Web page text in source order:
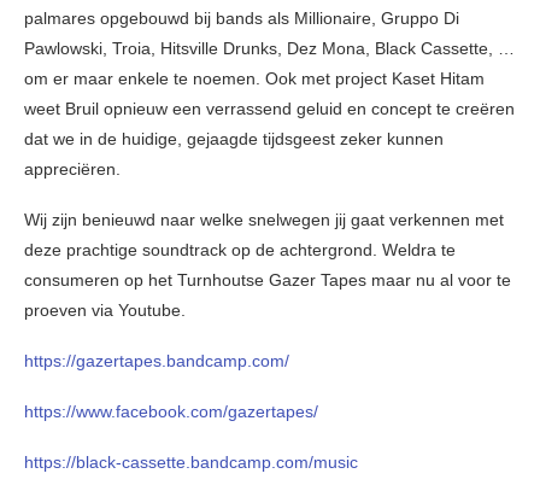
palmares opgebouwd bij bands als Millionaire, Gruppo Di
Pawlowski, Troia, Hitsville Drunks, Dez Mona, Black Cassette, …
om er maar enkele te noemen. Ook met project Kaset Hitam
weet Bruil opnieuw een verrassend geluid en concept te creëren
dat we in de huidige, gejaagde tijdsgeest zeker kunnen
appreciëren.
Wij zijn benieuwd naar welke snelwegen jij gaat verkennen met
deze prachtige soundtrack op de achtergrond. Weldra te
consumeren op het Turnhoutse Gazer Tapes maar nu al voor te
proeven via Youtube.
https://gazertapes.bandcamp.com/
https://www.facebook.com/gazertapes/
https://black-cassette.bandcamp.com/music